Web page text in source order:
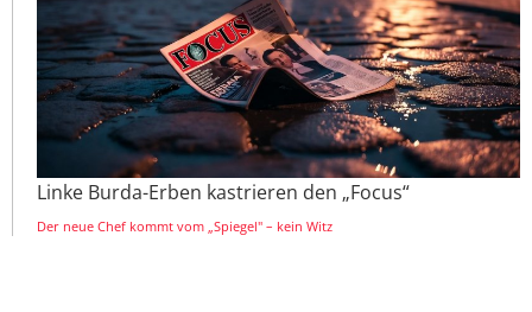
Linke Burda-Erben kastrieren den „Focus“
Der neue Chef kommt vom „Spiegel" – kein Witz